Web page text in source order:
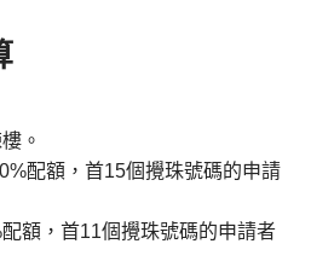
。
配額，首15個攪珠號碼的申請
額，首11個攪珠號碼的申請者